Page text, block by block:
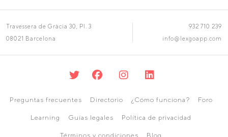
Travessera de Gràcia 30, Pl. 3
08021 Barcelona
932 710 239
info@lexgoapp.com
Preguntas frecuentes Directorio ¿Cómo funciona? Foro
Learning Guías legales Política de privacidad
Términos y condiciones Blog